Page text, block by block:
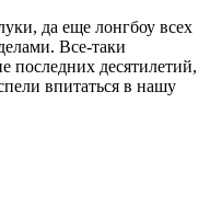
да еще лонгбоу всех
Все-таки
десятилетий,
впитаться в нашу